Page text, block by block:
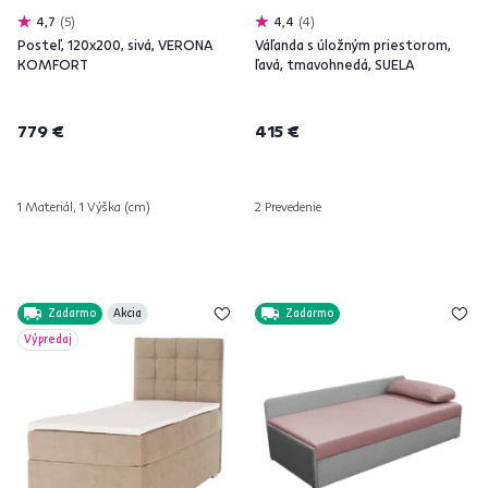
4,7 5
Posteľ, 120x200, sivá, VERONA
KOMFORT
779 €
1 Materiál, 1 Výška (cm)
4,4 4
Váľanda s úložným priestorom,
ľavá, tmavohnedá, SUELA
415 €
2 Prevedenie
Zadarmo
Akcia
Výpredaj
Zadarmo